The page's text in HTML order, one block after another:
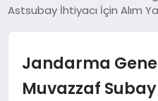
DÜNYA
Astsubay İhtiyacı İçin Alım
Jandarma
Muvazzaf